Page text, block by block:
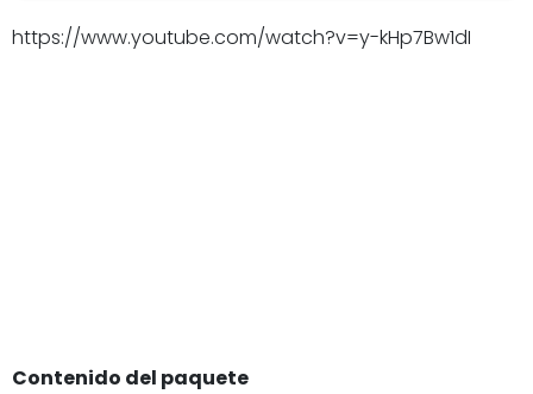
https://www.youtube.com/watch?v=y-kHp7Bw1dI
Contenido del paquete